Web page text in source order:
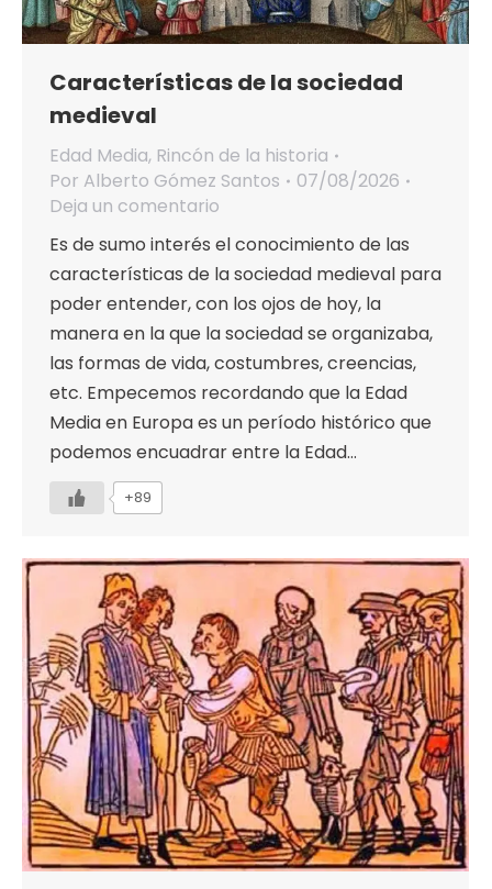
Características de la sociedad
medieval
Edad Media, Rincón de la historia
Por Alberto Gómez Santos
07/08/2026
Deja un comentario
Es de sumo interés el conocimiento de las
características de la sociedad medieval para
poder entender, con los ojos de hoy, la
manera en la que la sociedad se organizaba,
las formas de vida, costumbres, creencias,
etc. Empecemos recordando que la Edad
Media en Europa es un período histórico que
podemos encuadrar entre la Edad…
+89